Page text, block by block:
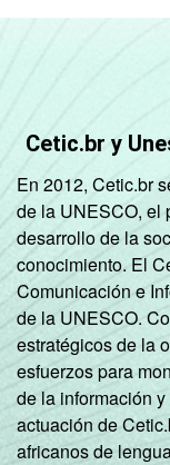
Cetic.br y
En 2012, Cetic.br
de la UNESCO, el
desarrollo de la
conocimiento. El
Comunicación e
de la UNESCO.
estratégicos de la
esfuerzos para
de la información
actuación de
africanos de